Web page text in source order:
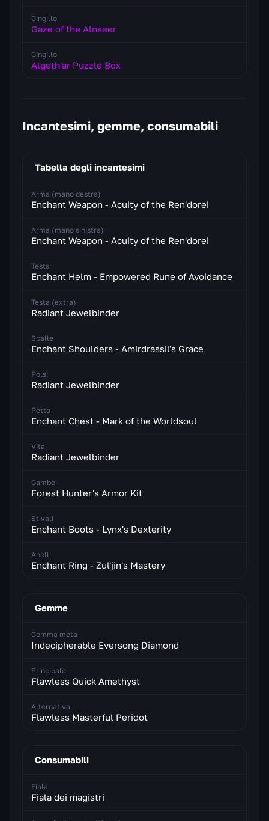
Gingillo
Gaze of the Alnseer
Gingillo
Algeth'ar Puzzle Box
Incantesimi, gemme, consumabili
Tabella degli incantesimi
Arma (mano destra)
Enchant Weapon - Acuity of the Ren'dorei
Arma (mano sinistra)
Enchant Weapon - Acuity of the Ren'dorei
Testa
Enchant Helm - Empowered Rune of Avoidance
Testa (extra)
Radiant Jewelbinder
Spalle
Enchant Shoulders - Amirdrassil's Grace
Polsi
Radiant Jewelbinder
Petto
Enchant Chest - Mark of the Worldsoul
Vita
Radiant Jewelbinder
Gambe
Forest Hunter's Armor Kit
Stivali
Enchant Boots - Lynx's Dexterity
Anelli
Enchant Ring - Zul'jin's Mastery
Gemme
Gemma meta
Indecipherable Eversong Diamond
Principale
Flawless Quick Amethyst
Alternativa
Flawless Masterful Peridot
Consumabili
Fiala
Fiala dei magistri